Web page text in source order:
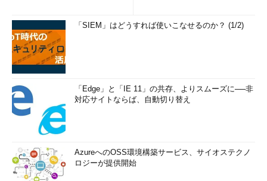
「SIEM」はどうすれば使いこなせるのか？ (1/2)
「Edge」と「IE 11」の共存、よりスムーズに──非
対応サイトならば、自動切り替え
AzureへのOSS環境構築サービス、サイオステクノ
ロジーが提供開始